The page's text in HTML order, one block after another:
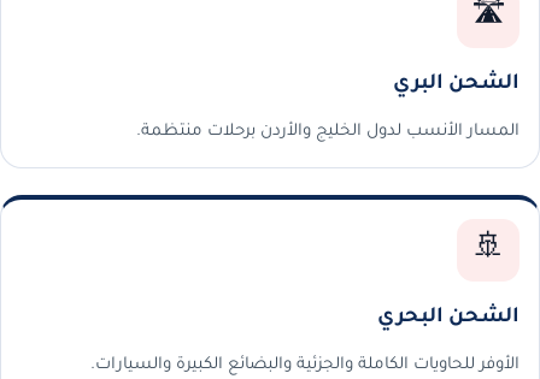
🛣️
الشحن البري
المسار الأنسب لدول الخليج والأردن برحلات منتظمة.
🚢
الشحن البحري
الأوفر للحاويات الكاملة والجزئية والبضائع الكبيرة والسيارات.